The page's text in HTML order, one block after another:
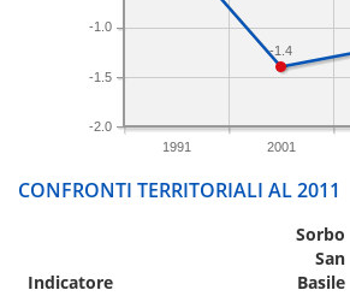
1991 2001
-2.0
-1.5
-1.0
-1.4
CONFRONTI TERRITORIALI AL 2011
Indicatore
Sorbo
San
Basile